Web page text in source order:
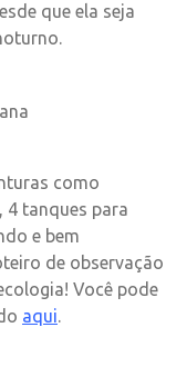
que ela seja
como
4 tanques para
e bem
de observação
Você pode
aqui.